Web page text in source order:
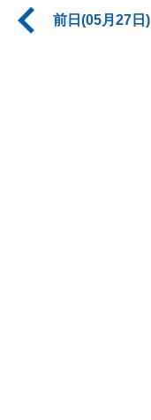
前日(05月27日)